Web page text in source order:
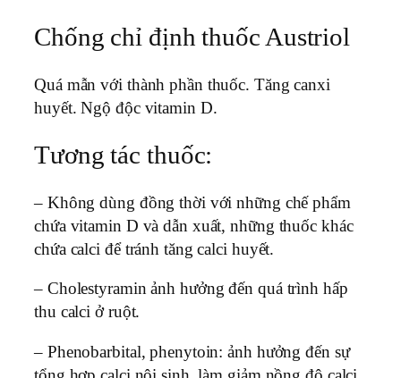
Chống chỉ định thuốc Austriol
Quá mẫn với thành phần thuốc. Tăng canxi
huyết. Ngộ độc vitamin D.
Tương tác thuốc:
– Không dùng đồng thời với những chế phẩm
chứa vitamin D và dẫn xuất, những thuốc khác
chứa calci để tránh tăng calci huyết.
– Cholestyramin ảnh hưởng đến quá trình hấp
thu calci ở ruột.
– Phenobarbital, phenytoin: ảnh hưởng đến sự